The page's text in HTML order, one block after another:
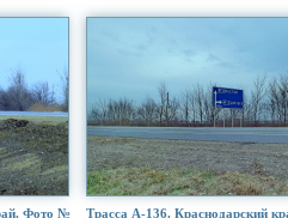
Фото №
Трасса А-136. Краснодарский